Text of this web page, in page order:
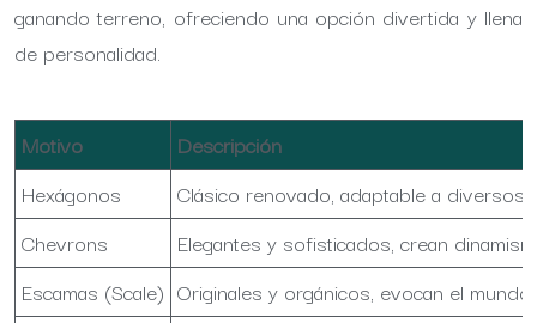
ganando terreno, ofreciendo una opción divertida y llena
de personalidad.
Motivo
Descripción
Hexágonos
Clásico renovado, adaptable a diversos
Chevrons
Elegantes y sofisticados, crean
Escamas (Scale) Originales y orgánicos, evocan el mundo